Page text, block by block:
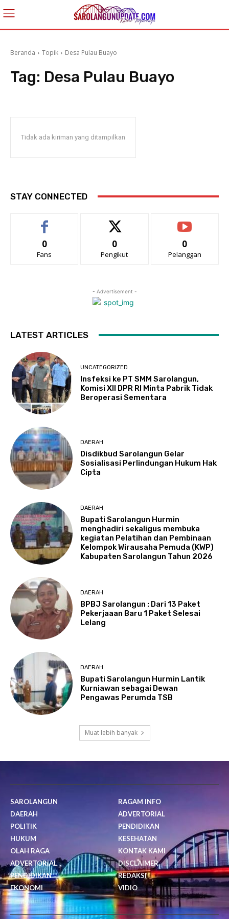
Beranda Topik Desa Pulau Buayo
Tag: Desa Pulau Buayo
Tidak ada kiriman yang ditampilkan
STAY CONNECTED
0
Fans
0
Pengikut
0
Pelanggan
- Advertisement -
LATEST ARTICLES
UNCATEGORIZED
Insfeksi ke PT SMM Sarolangun,
Komisi XII DPR RI Minta Pabrik Tidak
Beroperasi Sementara
DAERAH
Disdikbud Sarolangun Gelar
Sosialisasi Perlindungan Hukum Hak
Cipta
DAERAH
Bupati Sarolangun Hurmin
menghadiri sekaligus membuka
kegiatan Pelatihan dan Pembinaan
Kelompok Wirausaha Pemuda (KWP)
Kabupaten Sarolangun Tahun 2026
DAERAH
BPBJ Sarolangun : Dari 13 Paket
Pekerjaaan Baru 1 Paket Selesai
Lelang
DAERAH
Bupati Sarolangun Hurmin Lantik
Kurniawan sebagai Dewan
Pengawas Perumda TSB
Muat lebih banyak
SAROLANGUN
DAERAH
POLITIK
HUKUM
OLAH RAGA
ADVERTORIAL
PENDIDIKAN
EKONOMI
RAGAM INFO
ADVERTORIAL
PENDIDIKAN
KESEHATAN
KONTAK KAMI
DISCLAIMER
REDAKSI
VIDIO